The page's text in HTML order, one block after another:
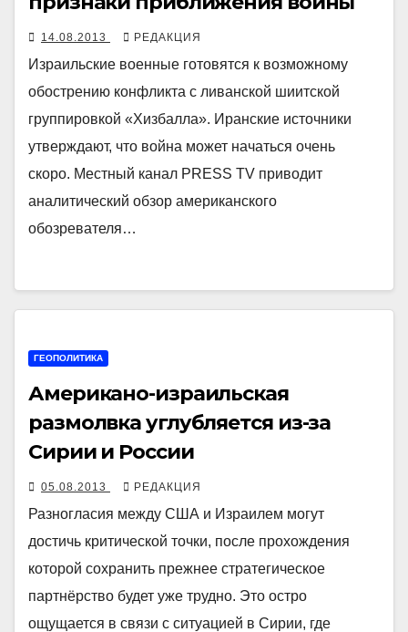
14.08.2013 РЕДАКЦИЯ
Израильские военные готовятся к возможному
обострению конфликта с ливанской шиитской
группировкой «Хизбалла». Иранские источники
утверждают, что война может начаться очень
скоро. Местный канал PRESS TV приводит
аналитический обзор американского
обозревателя…
ГЕОПОЛИТИКА
Американо-израильская
размолвка углубляется из-за
Сирии и России
05.08.2013 РЕДАКЦИЯ
Разногласия между США и Израилем могут
достичь критической точки, после прохождения
которой сохранить прежнее стратегическое
партнёрство будет уже трудно. Это остро
ощущается в связи с ситуацией в Сирии, где